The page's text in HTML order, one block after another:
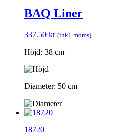
BAQ Liner
337.50 kr (inkl. moms)
Höjd: 38 cm
Diameter: 50 cm
18720